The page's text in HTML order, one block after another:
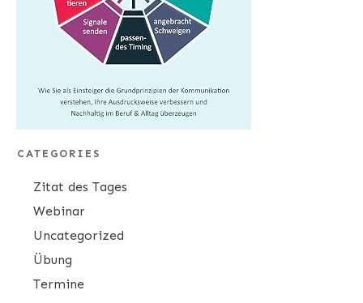
CATEGORIES
Zitat des Tages
Webinar
Uncategorized
Übung
Termine